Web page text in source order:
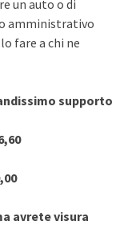
un auto o di
amministrativo
fare a chi ne
supporto
avrete visura